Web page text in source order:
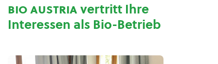
bio austriavertritt Ihre
Interessen als Bio-Betrieb